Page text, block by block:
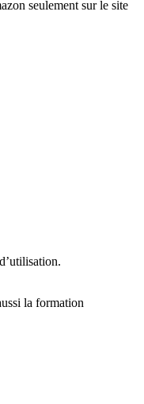
seulement sur le site
la formation